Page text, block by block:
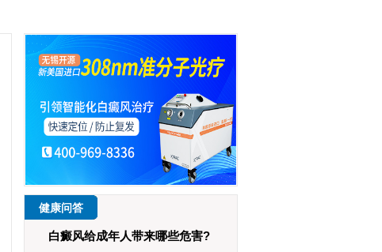
健康问答
白癜风给成年人带来哪些危害?